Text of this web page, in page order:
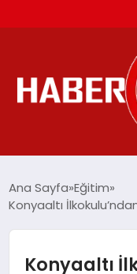
Ana Sayfa Eğitim
Konyaaltı
Konyaaltı